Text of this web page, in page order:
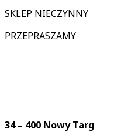
SKLEP NIECZYNNY
PRZEPRASZAMY
34 – 400 Nowy Targ